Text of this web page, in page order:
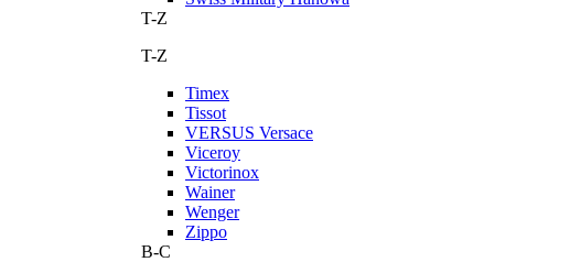
T-Z
T-Z
Timex
Tissot
VERSUS Versace
Viceroy
Victorinox
Wainer
Wenger
Zippo
В-С